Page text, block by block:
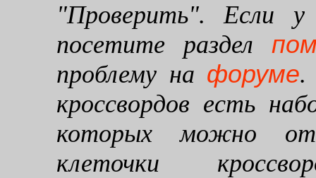
"Проверить". Если
посетите раздел
проблему на форуме.
кроссвордов есть
которых можно
клеточки